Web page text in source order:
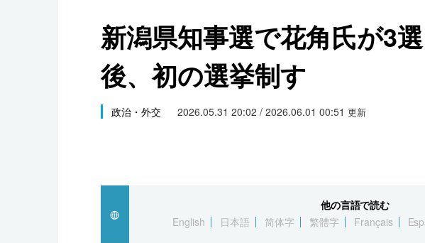
国際
社会
文化
スポーツ・東京2020
新潟県知事選で花角氏が3
後、初の選挙制す
政治・外交 2026.05.31 20:02 / 2026.06.01 00:51 更新
他の言語で読む
English
日本語 简体字 繁體字 Français